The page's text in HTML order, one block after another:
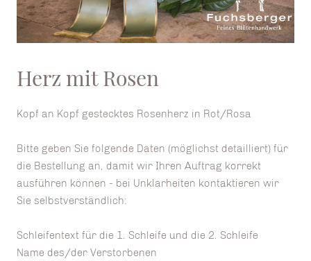
Herz mit Rosen
Kopf an Kopf gestecktes Rosenherz in Rot/Rosa
Bitte geben Sie folgende Daten (möglichst detailliert) für
die Bestellung an, damit wir Ihren Auftrag korrekt
ausführen können - bei Unklarheiten kontaktieren wir
Sie selbstverständlich:
Schleifentext für die 1. Schleife und die 2. Schleife
Name des/der Verstorbenen